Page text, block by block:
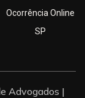
Ocorrência Online
SP
Advogados |